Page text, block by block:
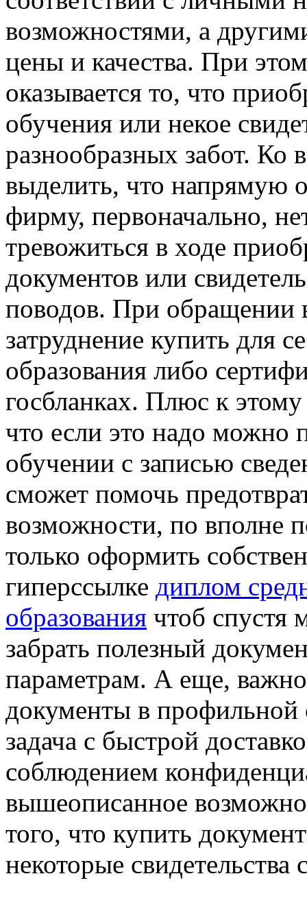
возможностями, а
цены и качества. При
оказывается то, что
обучения или некое
разнообразных забот.
выделить, что напрямую
фирму, первоначально,
тревожиться в ходе
документов или
поводов. При обращении
затруднение купить для
образования либо
госбланках. Плюс к
что если это надо можно
обучении с записью
сможет помочь
возможности, по вполне
только оформить
гиперссылке диплом
образования чтоб спустя
забрать полезный
параметрам. А еще,
документы в профильной
задача с быстрой
соблюдением
вышеописанное
того, что купить
некоторые свидетельства